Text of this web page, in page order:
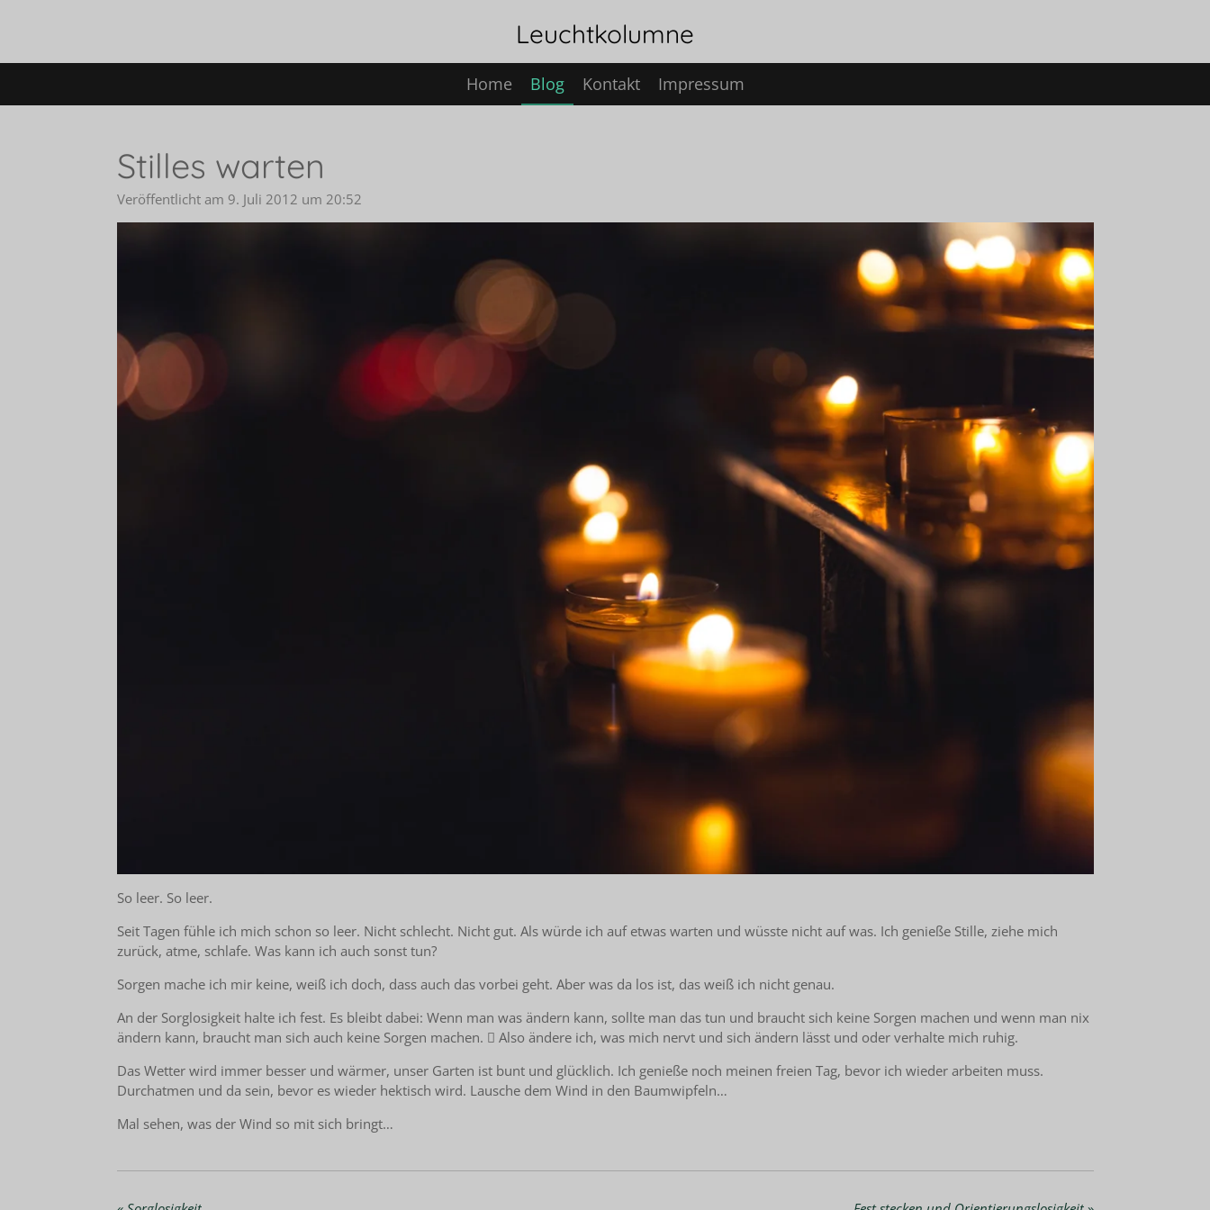
Leuchtkolumne
Home Blog Kontakt Impressum
Stilles warten
Veröffentlicht am 9. Juli 2012 um 20:52
So leer. So leer.
Seit Tagen fühle ich mich schon so leer. Nicht schlecht. Nicht gut. Als würde ich auf etwas warten und wüsste nicht auf was. Ich genieße Stille, ziehe mich
zurück, atme, schlafe. Was kann ich auch sonst tun?
Sorgen mache ich mir keine, weiß ich doch, dass auch das vorbei geht. Aber was da los ist, das weiß ich nicht genau.
An der Sorglosigkeit halte ich fest. Es bleibt dabei: Wenn man was ändern kann, sollte man das tun und braucht sich keine Sorgen machen und wenn man nix
ändern kann, braucht man sich auch keine Sorgen machen.  Also ändere ich, was mich nervt und sich ändern lässt und oder verhalte mich ruhig.
Das Wetter wird immer besser und wärmer, unser Garten ist bunt und glücklich. Ich genieße noch meinen freien Tag, bevor ich wieder arbeiten muss.
Durchatmen und da sein, bevor es wieder hektisch wird. Lausche dem Wind in den Baumwipfeln…
Mal sehen, was der Wind so mit sich bringt…